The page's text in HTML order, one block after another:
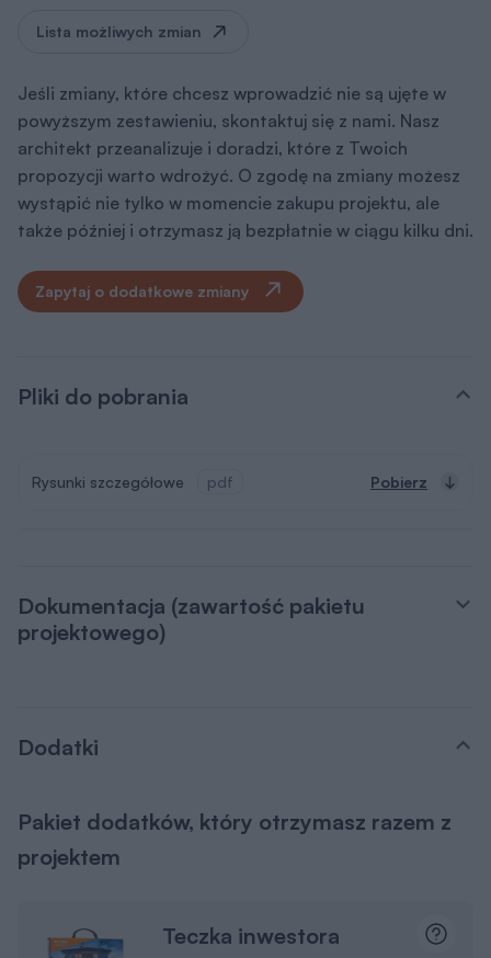
Lista możliwych zmian
Jeśli zmiany, które chcesz wprowadzić nie są ujęte w
powyższym zestawieniu, skontaktuj się z nami. Nasz
architekt przeanalizuje i doradzi, które z Twoich
propozycji warto wdrożyć. O zgodę na zmiany możesz
wystąpić nie tylko w momencie zakupu projektu, ale
także później i otrzymasz ją bezpłatnie w ciągu kilku dni.
Zapytaj o dodatkowe zmiany
Pliki do pobrania
Rysunki szczegółowe pdf Pobierz
Dokumentacja (zawartość pakietu
projektowego)
Dodatki
Pakiet dodatków, który otrzymasz razem z
projektem
Teczka inwestora